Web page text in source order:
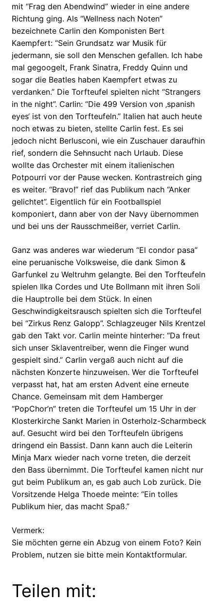
mit “Frag den Abendwind” wieder in eine andere
Richtung ging. Als “Wellness nach Noten”
bezeichnete Carlin den Komponisten Bert
Kaempfert: “Sein Grundsatz war Musik für
jedermann, sie soll den Menschen gefallen. Ich habe
mal gegoogelt, Frank Sinatra, Freddy Quinn und
sogar die Beatles haben Kaempfert etwas zu
verdanken.” Die Torfteufel spielten nicht “Strangers
in the night”. Carlin: “Die 499 Version von ‚spanish
eyes‘ ist von den Torfteufeln.” Italien hat auch heute
noch etwas zu bieten, stellte Carlin fest. Es sei
jedoch nicht Berlusconi, wie ein Zuschauer daraufhin
rief, sondern die Sehnsucht nach Urlaub. Diese
wollte das Orchester mit einem italienischen
Potpourri vor der Pause wecken. Kontrastreich ging
es weiter. “Bravo!” rief das Publikum nach “Anker
gelichtet”. Eigentlich für ein Footballspiel
komponiert, dann aber von der Navy übernommen
und bei uns der Rausschmeißer, verriet Carlin.
Ganz was anderes war wiederum “El condor pasa”
eine peruanische Volksweise, die dank Simon &
Garfunkel zu Weltruhm gelangte. Bei den Torfteufeln
spielen Ilka Cordes und Ute Bollmann mit ihren Soli
die Hauptrolle bei dem Stück. In einen
Geschwindigkeitsrausch spielten sich die Torfteufel
bei “Zirkus Renz Galopp”. Schlagzeuger Nils Krentzel
gab den Takt vor. Carlin meinte hinterher: “Da freut
sich unser Sklaventreiber, wenn die Finger wund
gespielt sind.” Carlin vergaß auch nicht auf die
nächsten Konzerte hinzuweisen. Wer die Torfteufel
verpasst hat, hat am ersten Advent eine erneute
Chance. Gemeinsam mit dem Hamberger
“PopChor’n” treten die Torfteufel um 15 Uhr in der
Klosterkirche Sankt Marien in Osterholz-Scharmbeck
auf. Gesucht wird bei den Torfteufeln übrigens
dringend ein Bassist. Dann kann auch die Leiterin
Minja Marx wieder nach vorne treten, die derzeit
den Bass übernimmt. Die Torfteufel kamen nicht nur
gut beim Publikum an, es gab auch Lob zurück. Die
Vorsitzende Helga Thoede meinte: “Ein tolles
Publikum hier, das macht Spaß.”
Vermerk:
Sie möchten gerne ein Abzug von einem Foto? Kein
Problem, nutzen sie bitte mein Kontaktformular.
Teilen mit: